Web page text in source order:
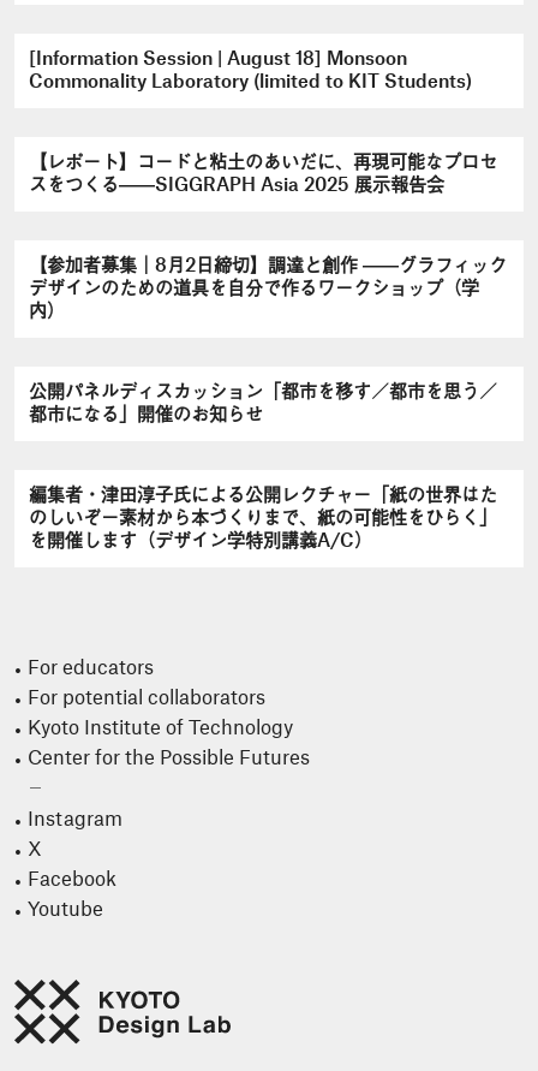
[Information Session | August 18] Monsoon
Commonality Laboratory (limited to KIT Students)
【レポート】コードと粘土のあいだに、再現可能なプロセ
スをつくる――SIGGRAPH Asia 2025 展示報告会
【参加者募集｜8月2日締切】調達と創作 ――グラフィック
デザインのための道具を自分で作るワークショップ（学
内）
公開パネルディスカッション「都市を移す／都市を思う／
都市になる」開催のお知らせ
編集者・津田淳子氏による公開レクチャー「紙の世界はた
のしいぞ－素材から本づくりまで、紙の可能性をひらく」
を開催します（デザイン学特別講義A/C）
For educators
For potential collaborators
Kyoto Institute of Technology
Center for the Possible Futures
Instagram
X
Facebook
Youtube